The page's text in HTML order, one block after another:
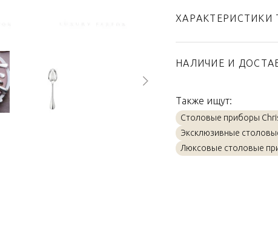
ХАРАКТЕРИСТИКИ
Коллекция
Материал
Объем / Размер
НАЛИЧИЕ И
Также ищут:
Столовые приборы
Эксклюзивные
Люксовые столовые